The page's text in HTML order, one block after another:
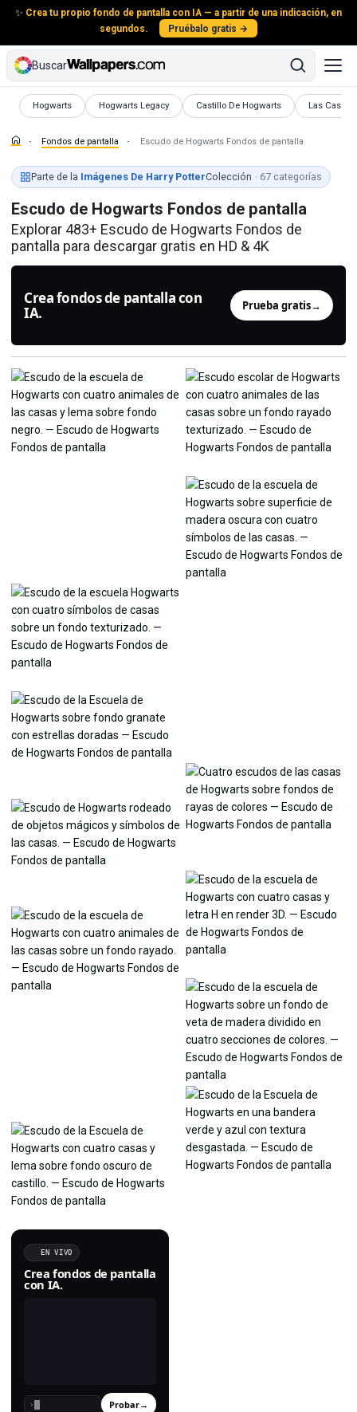
✨ Crea tu propio fondo de pantalla con IA — a partir de una indicación, en
segundos.
Pruébalo gratis →
Buscar
Hogwarts
Fondos de pantallaHogwarts Legacy
Fondos de pantalla Castillo De Hogwarts
Fondos de pantalla Las Casas
Fondos de
Fondos de pantalla Escudo de Hogwarts Fondos de pantalla
Parte de la Imágenes De Harry PotterColección · 67 categorías
Escudo de Hogwarts Fondos de pantalla
Explorar 483+ Escudo de Hogwarts Fondos de
pantalla para descargar gratis en HD & 4K
Crea fondos de pantalla con
IA.
Prueba gratis→
EN VIVO
Crea fondos de pantalla
con IA.
› Probar→